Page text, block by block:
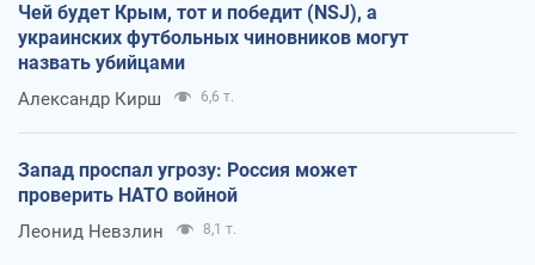
Чей будет Крым, тот и победит (NSJ), а
украинских футбольных чиновников могут
назвать убийцами
Александр Кирш 6,6 т.
Запад проспал угрозу: Россия может
проверить НАТО войной
Леонид Невзлин 8,1 т.